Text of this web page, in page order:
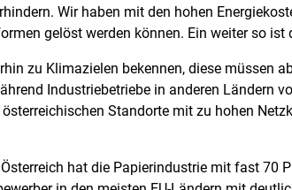
Wir haben mit den hohen
gelöst werden können. Ein weiter so ist
zu Klimazielen bekennen, diese müssen
Industriebetriebe in anderen Ländern
Standorte mit zu hohen
hat die Papierindustrie mit fast 70